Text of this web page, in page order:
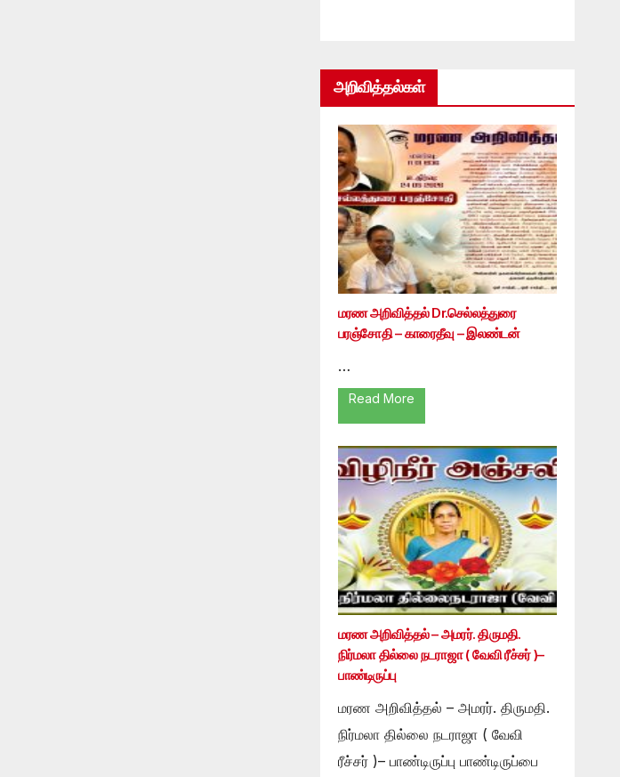
அறிவித்தல்கள்
மரண அறிவித்தல் Dr.செல்லத்துரை
பரஞ்சோதி – காரைதீவு – இலண்டன்
…
Read More
மரண அறிவித்தல் – அமரர். திருமதி.
நிர்மலா தில்லை நடராஜா ( வேவி ரீச்சர் )–
பாண்டிருப்பு
மரண அறிவித்தல் – அமரர். திருமதி.
நிர்மலா தில்லை நடராஜா ( வேவி
ரீச்சர் )– பாண்டிருப்பு பாண்டிருப்பை